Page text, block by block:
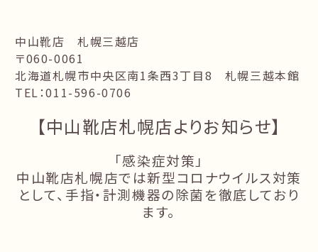
中山靴店 札幌三越店
〒060-0061
北海道札幌市中央区南1条西3丁目8 札幌三越本館
TEL：011-596-0706
【中山靴店札幌店よりお知らせ】
「感染症対策」
中山靴店札幌店では新型コロナウイルス対策
として、手指・計測機器の除菌を徹底しており
ます。